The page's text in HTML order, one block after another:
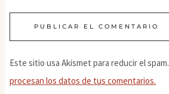
Este sitio usa Akismet para reducir el spam.
procesan los datos de tus comentarios.